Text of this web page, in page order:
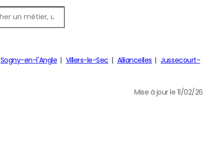
Sogny-en-l'Angle Villers-le-Sec Alliancelles
Jussecourt-
Mise à jour le 11/02/26